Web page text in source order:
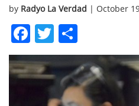
by Radyo La Verdad | October
Facebook
Twitter